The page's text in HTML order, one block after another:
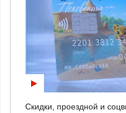
Скидки, проездной и